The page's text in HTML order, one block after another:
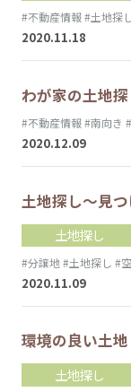
#不動産情報#土地探
2020.11.18
わが家の土地探
#不動産情報#南向き
2020.12.09
土地探し～見
土地探し
#分譲地#土地探し #
2020.11.09
環境の良い土
土地探し